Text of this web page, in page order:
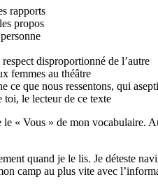
rapports
propos
disproportionné de l’autre
femmes au théâtre
ce que nous ressentons, qui
toi, le lecteur de ce texte
« Vous » de mon vocabulaire.
quand je le lis. Je déteste
camp au plus vite avec